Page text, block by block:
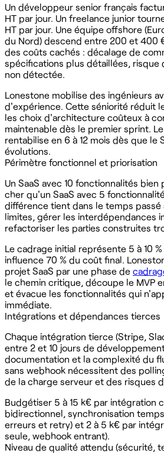
Un développeur senior français
HT par jour. Un freelance junior
HT par jour. Une équipe offshore
du Nord) descend entre 200 et 400
des coûts cachés : décalage de
spécifications plus détaillées,
non détectée.
Lonestone mobilise des ingénieurs
d'expérience. Cette séniorité réduit
les choix d'architecture coûteux à
maintenable dès le premier sprint.
rentabilise en 6 à 12 mois dès que le
évolutions.
Périmètre fonctionnel et priorisation
Un SaaS avec 10 fonctionnalités
cher qu'un SaaS avec 5
différence tient dans le temps passé
limites, gérer les interdépendances
refactoriser les parties construites
Le cadrage initial représente 5 à 10
influence 70 % du coût final.
projet SaaS par une phase de
le chemin critique, découpe le MVP
et évacue les fonctionnalités qui
immédiate.
Intégrations et dépendances tierces
Chaque intégration tierce (Stripe,
entre 2 et 10 jours de
documentation et la complexité du
sans webhook nécessitent des
de la charge serveur et des risques
Budgétiser 5 à 15 k€ par intégration
bidirectionnel, synchronisation
erreurs et retry) et 2 à 5 k€ par
seule, webhook entrant).
Niveau de qualité attendu (sécurité,